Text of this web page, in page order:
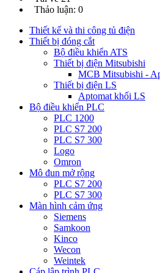
Thảo luận: 0
Thiết kế và thi công tủ điện
Thiết bị đóng cắt
Bộ điều khiển ATS
Thiết bị điện Mitsubishi
MCB Mitsubishi -
Thiết bị điện LS
Aptomat khối LS
Bộ điều khiển PLC
PLC 1200
PLC S7 200
PLC S7 300
Logo
Omron
Mô đun mở rộng
PLC S7 200
PLC S7 300
Màn hình cảm ứng
Siemens
Samkoon
Kinco
Wecon
Weintek